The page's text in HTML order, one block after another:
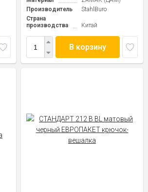
Производитель
StahlBuro
Страна
производства
Китай
В корзину